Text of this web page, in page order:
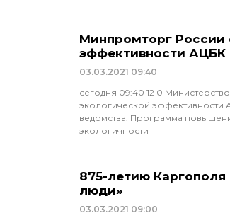
Минпромторг
эффективности АЦБК
03.03.2021 09:40
сегодня 09:40 12 0
экологической эффективности
ведомства. Программа
экологичности
875-летию
люди»
03.03.2021 09:00